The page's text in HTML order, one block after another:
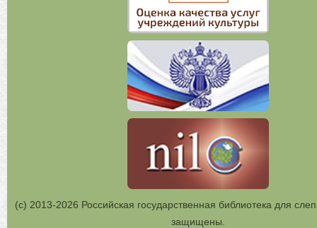
(с) 2013-2026 Российская государственная библиотека для
защищены.